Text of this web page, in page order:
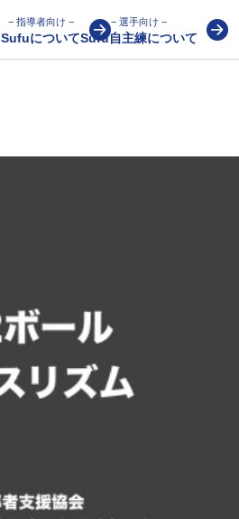
− 指導者向け −
Sufuについて
− 選手向け −
Sufu自主練について